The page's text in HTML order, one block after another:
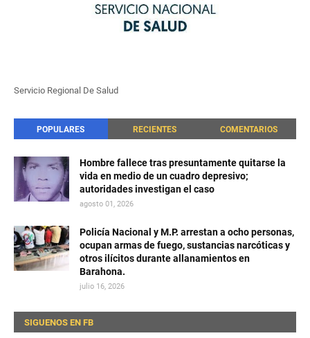
Servicio Regional De Salud
POPULARES RECIENTES COMENTARIOS
Hombre fallece tras presuntamente quitarse la
vida en medio de un cuadro depresivo;
autoridades investigan el caso
agosto 01, 2026
Policía Nacional y M.P. arrestan a ocho personas,
ocupan armas de fuego, sustancias narcóticas y
otros ilícitos durante allanamientos en
Barahona.
julio 16, 2026
SIGUENOS EN FB